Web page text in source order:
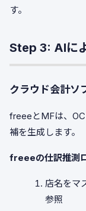
す。
Step 3: AIに
クラウド会計ソ
freeeとMFは、
補を生成します。
freeeの仕訳推測
店名をマ
参照